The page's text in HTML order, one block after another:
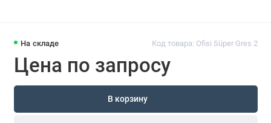
На складе Код товара: Ofisi Süper Gres 2
Цена по запросу
В корзину